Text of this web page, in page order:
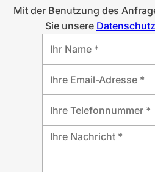
Mit der Benutzung des
Sie unsere